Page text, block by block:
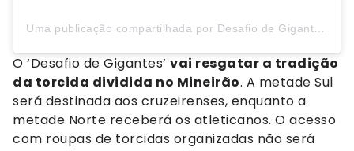
Uma publicação compartilhada por Desafio de Gigantes 11/10 | 60 anos estádio Mineirão (@desafiodegigantesoficial)
O ‘Desafio de Gigantes’ vai resgatar a tradição
da torcida dividida no Mineirão. A metade Sul
será destinada aos cruzeirenses, enquanto a
metade Norte receberá os atleticanos. O acesso
com roupas de torcidas organizadas não será